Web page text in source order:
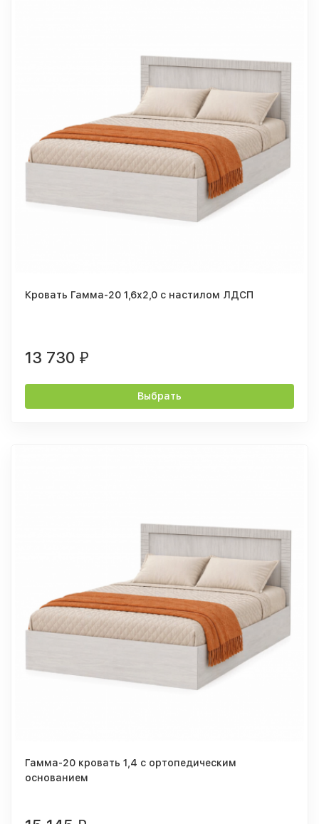
Кровать Гамма-20 1,6х2,0 с настилом ЛДСП
13 730 ₽
Выбрать
Гамма-20 кровать 1,4 с ортопедическим
основанием